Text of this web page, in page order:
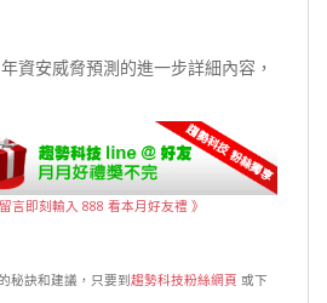
資安威脅預測的進一步詳細內容，
言即刻輸入 888 看本月好友禮 》
秘訣和建議，只要到 趨勢科技粉絲網頁 或下